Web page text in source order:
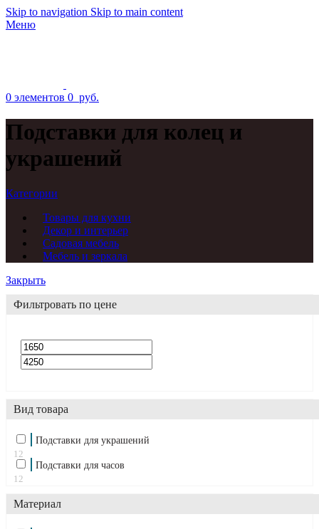
Skip to navigation Skip to main content
Меню
0 элементов 0 руб.
Подставки для колец и
украшений
Категории
Товары для кухни
Декор и интерьер
Садовая мебель
Мебель и зеркала
Закрыть
Фильтровать по цене
Вид товара
Подставки для украшений
12
Подставки для часов
12
Материал